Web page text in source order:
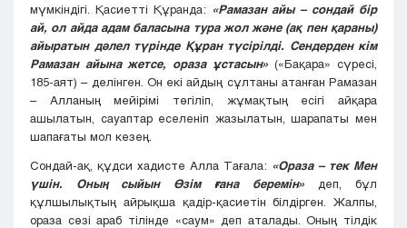
мүмкіндігі. Қасиетті Құранда: «Рамазан айы – сондай бір
ай, ол айда адам баласына тура жол және (ақ пен қараны)
айыратын дәлел түрінде Құран түсірілді. Сендерден кім
Рамазан айына жетсе, ораза ұстасын» («Бақара» сүресі,
185-аят) – делінген. Он екі айдың сұлтаны атанған Рамазан
– Алланың мейірімі төгіліп, жұмақтың есігі айқара
ашылатын, сауаптар еселеніп жазылатын, шарапаты мен
шапағаты мол кезең.
Сондай-ақ, құдси хадисте Алла Тағала: «Ораза – тек Мен
үшін. Оның сыйын Өзім ғана беремін»
деп, бұл
құлшылықтың айрықша қадір-қасиетін білдірген. Жалпы,
ораза сөзі араб тілінде «саум» деп аталады. Оның тілдік